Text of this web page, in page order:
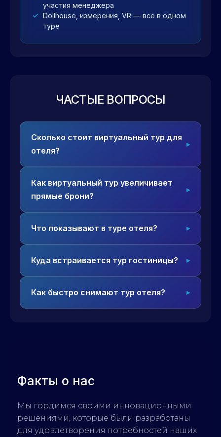
участия менеджера
Dollhouse, измерения, VR — всё в одном
туре
ЧАСТЫЕ ВОПРОСЫ
Сколько стоит виртуальный тур для
отеля?
Как виртуальный тур увеличивает
прямые брони?
Что показывают в туре отеля?
Куда встраивается тур гостиницы?
Как быстро снимают тур отеля?
Факты о нас
Мы гордимся своими инновационными
решениями, которые были разработаны
для удовлетворения потребностей наших